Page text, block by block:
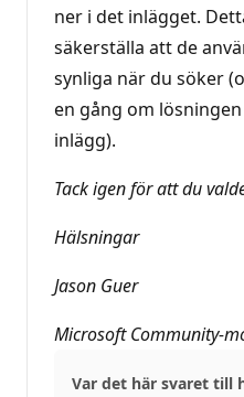
ner i det inlägget.
säkerställa att de
synliga när du söker
en gång om
inlägg).
Tack igen för att du
Hälsningar
Jason Guer
Microsoft Community-
Var det här svaret till